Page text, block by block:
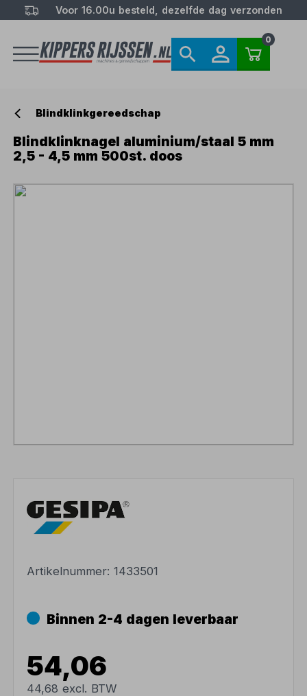
Voor 16.00u besteld, dezelfde dag verzonden
0
Blindklinkgereedschap
Blindklinknagel aluminium/staal 5 mm
2,5 - 4,5 mm 500st. doos
Artikelnummer:1433501
Binnen 2-4 dagen leverbaar
54,06
44,68 excl. BTW